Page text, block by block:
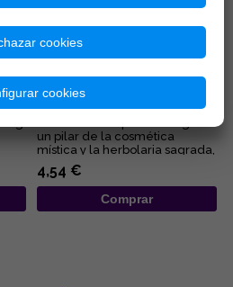
JABON COPAL 100g. (Para
protección y purificación)
un pilar de la cosmética
mística y la herbolaria sagrada,
utilizado desde tiempos...
4,54 €
Comprar
cookies
cookies